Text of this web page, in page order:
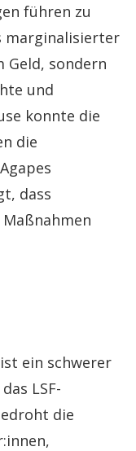
führen zu
marginalisierter
Geld, sondern
und
konnte die
die
dass
ist ein schwerer
LSF-
die